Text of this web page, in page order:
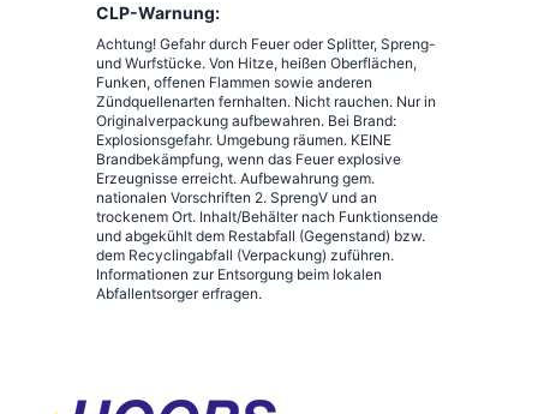
CLP-Warnung:
Achtung! Gefahr durch Feuer oder Splitter, Spreng-
und Wurfstücke. Von Hitze, heißen Oberflächen,
Funken, offenen Flammen sowie anderen
Zündquellenarten fernhalten. Nicht rauchen. Nur in
Originalverpackung aufbewahren. Bei Brand:
Explosionsgefahr. Umgebung räumen. KEINE
Brandbekämpfung, wenn das Feuer explosive
Erzeugnisse erreicht. Aufbewahrung gem.
nationalen Vorschriften 2. SprengV und an
trockenem Ort. Inhalt/Behälter nach Funktionsende
und abgekühlt dem Restabfall (Gegenstand) bzw.
dem Recyclingabfall (Verpackung) zuführen.
Informationen zur Entsorgung beim lokalen
Abfallentsorger erfragen.